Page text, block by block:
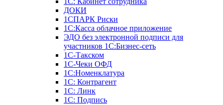
ДОКИ
1СПАРК Риски
1С:Касса облачное приложение
ЭДО без электронной подписи для
участников 1С:Бизнес-сеть
1С-Такском
1С-Чеки ОФД
1С:Номенклатура
1С: Контрагент
1С: Линк
1С: Подпись